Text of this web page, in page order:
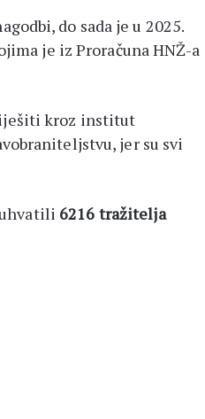
do sada je u 2025.
je iz Proračuna HNŽ-a
kroz institut
jer su svi
6216 tražitelja